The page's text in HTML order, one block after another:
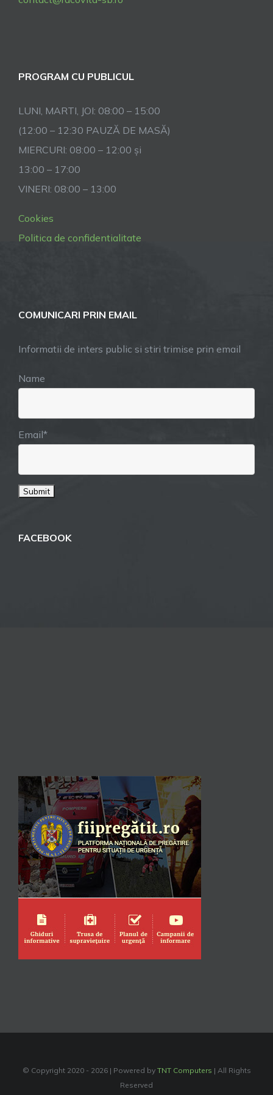
PROGRAM CU PUBLICUL
LUNI, MARTI, JOI: 08:00 – 15:00
(12:00 – 12:30 PAUZĂ DE MASĂ)
MIERCURI: 08:00 – 12:00 și
13:00 – 17:00
VINERI: 08:00 – 13:00
Cookies
Politica de confidentialitate
COMUNICARI PRIN EMAIL
Informatii de inters public si stiri trimise prin email
Name
Email*
FACEBOOK
© Copyright 2020 - 2026 | Powered by TNT Computers | All Rights
Reserved